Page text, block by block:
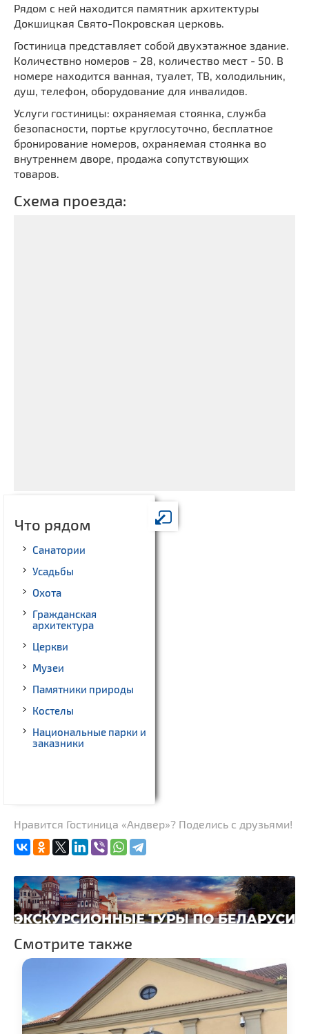
Рядом с ней находится памятник архитектуры
Докшицкая Свято-Покровская церковь.
Гостиница представляет собой двухэтажное здание.
Количествно номеров - 28, количество мест - 50. В
номере находится ванная, туалет, ТВ, холодильник,
душ, телефон, оборудование для инвалидов.
Услуги гостиницы: охраняемая стоянка, служба
безопасности, портье круглосуточно, бесплатное
бронирование номеров, охраняемая стоянка во
внутреннем дворе, продажа сопутствующих
товаров.
Схема проезда:
Что рядом
Санатории
Усадьбы
Охота
Гражданская
архитектура
Церкви
Музеи
Памятники природы
Костелы
Национальные парки и
заказники
Нравится Гостиница «Андвер»? Поделись с друзьями!
Смотрите также